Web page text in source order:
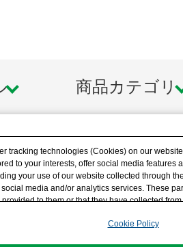
商品カテゴリ
tracking technologies (Cookies) on our
to your interests, offer social media features
your use of our website collected through
media and/or analytics services. These
to them or that they have collected
for Strictly Necessary Cookies, please
Cookie Policy